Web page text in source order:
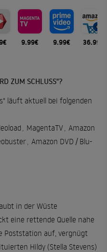
9.99€ 9.99€ 36.99€
ZUM SCHLUSS"?
läuft aktuell bei folgenden
, MagentaTV, Amazon
, Amazon DVD / Blu-
in der Wüste
eine rettende Quelle nahe
Poststation auf, vergnügt
Hildy (Stella Stevens)